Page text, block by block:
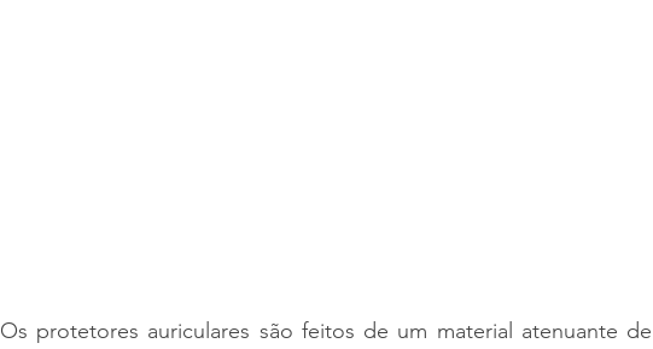
Os protetores auriculares são feitos de um material atenuante de